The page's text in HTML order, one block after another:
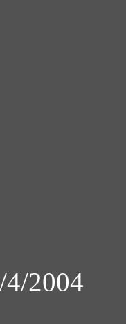
4/2004